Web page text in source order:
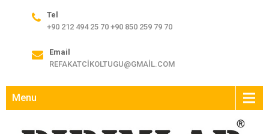
Tel
+90 212 494 25 70 +90 850 259 79 70
Email
REFAKATCIKOLTUGU@GMAIL.COM
Menu